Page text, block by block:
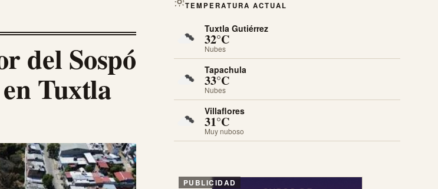
del Sospó
Tuxtla
TEMPERATURA ACTUAL
Tuxtla Gutiérrez
32°C
Nubes
Tapachula
33°C
Nubes
Villaflores
31°C
Muy nuboso
PUBLICIDAD